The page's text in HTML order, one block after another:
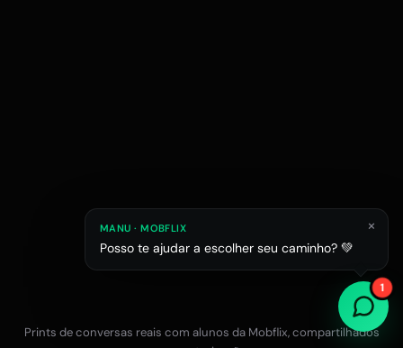
Júlia L.
Raphael M.
Estagiário em
Prints de conversas reais com alunos da Mobflix, compartilhados
12x R$47
1
MANU · MOBFLIX
Posso te ajudar a escolher seu caminho? 💚
×
Falar com a equipe no WhatsApp